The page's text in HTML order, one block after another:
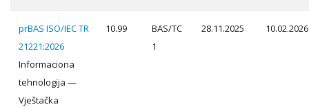
prBAS ISO/IEC TR
21221:2026
Informaciona
tehnologija —
Vještačka
10.99
BAS/TC
1
28.11.2025 10.02.2026